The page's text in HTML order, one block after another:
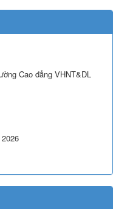
Cao đẳng VHNT&DL
hỗ trợ học phí, hỗ trợ
giáo dục, đào tạo